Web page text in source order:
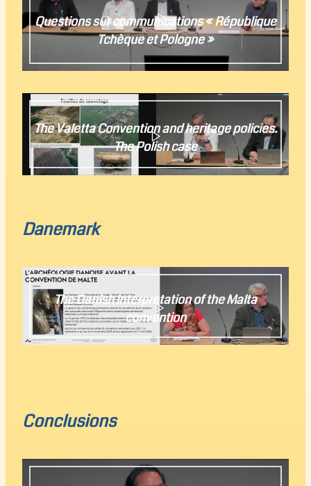
Questions sur communications « République
Tchèque et Pologne »
The Valetta Convention and heritage policies.
The Polish case
Danemark
The Danish lnterpretation of the Malta
convention
Jens-Bjørn Riis Andresen
Conclusions